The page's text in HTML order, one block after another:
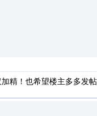
精！也希望楼主多多发帖